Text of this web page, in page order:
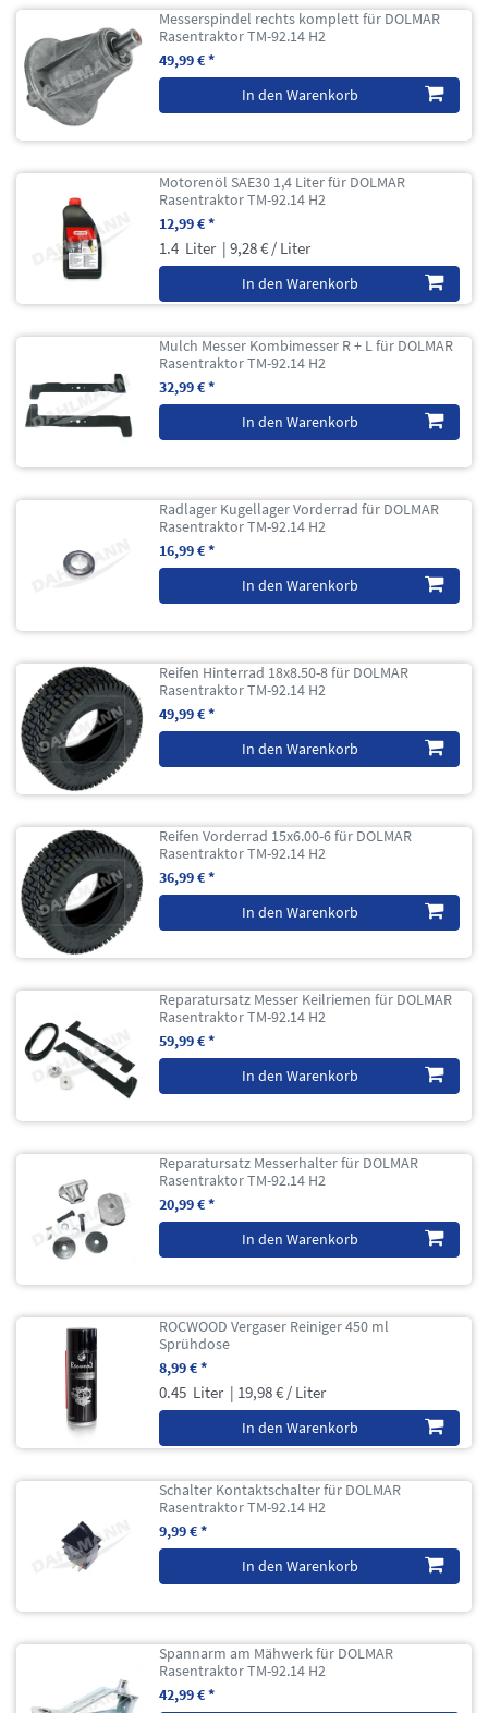
Messerspindel rechts komplett für DOLMAR
Rasentraktor TM-92.14 H2
49,99 € *
In den Warenkorb
Motorenöl SAE30 1,4 Liter für DOLMAR
Rasentraktor TM-92.14 H2
12,99 € *
1.4 Liter | 9,28 € / Liter
In den Warenkorb
Mulch Messer Kombimesser R + L für DOLMAR
Rasentraktor TM-92.14 H2
32,99 € *
In den Warenkorb
Radlager Kugellager Vorderrad für DOLMAR
Rasentraktor TM-92.14 H2
16,99 € *
In den Warenkorb
Reifen Hinterrad 18x8.50-8 für DOLMAR
Rasentraktor TM-92.14 H2
49,99 € *
In den Warenkorb
Reifen Vorderrad 15x6.00-6 für DOLMAR
Rasentraktor TM-92.14 H2
36,99 € *
In den Warenkorb
Reparatursatz Messer Keilriemen für DOLMAR
Rasentraktor TM-92.14 H2
59,99 € *
In den Warenkorb
Reparatursatz Messerhalter für DOLMAR
Rasentraktor TM-92.14 H2
20,99 € *
In den Warenkorb
ROCWOOD Vergaser Reiniger 450 ml
Sprühdose
8,99 € *
0.45 Liter | 19,98 € / Liter
In den Warenkorb
Schalter Kontaktschalter für DOLMAR
Rasentraktor TM-92.14 H2
9,99 € *
In den Warenkorb
Spannarm am Mähwerk für DOLMAR
Rasentraktor TM-92.14 H2
42,99 € *